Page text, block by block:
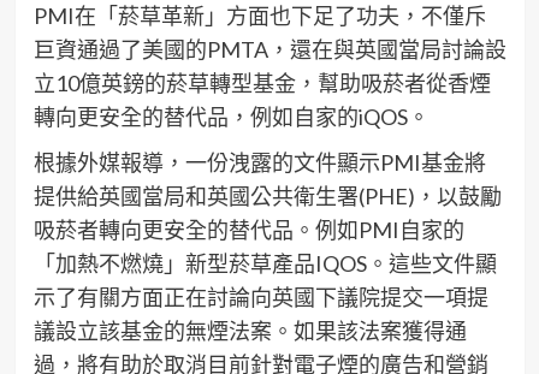
PMI在「菸草革新」方面也下足了功夫，不僅斥
巨資通過了美國的PMTA，還在與英國當局討論設
立10億英鎊的菸草轉型基金，幫助吸菸者從香煙
轉向更安全的替代品，例如自家的iQOS。
根據外媒報導，一份洩露的文件顯示PMI基金將
提供給英國當局和英國公共衛生署(PHE)，以鼓勵
吸菸者轉向更安全的替代品。例如PMI自家的
「加熱不燃燒」新型菸草產品IQOS。這些文件顯
示了有關方面正在討論向英國下議院提交一項提
議設立該基金的無煙法案。如果該法案獲得通
過，將有助於取消目前針對電子煙的廣告和營銷